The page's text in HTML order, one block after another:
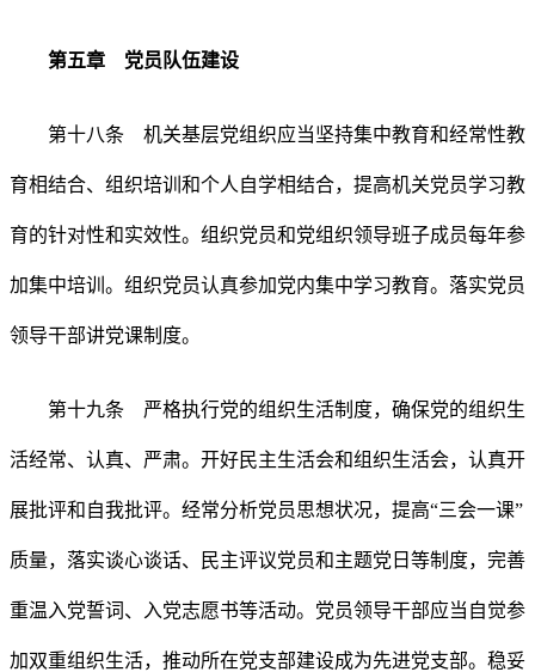
第五章 党员队伍建设
第十八条 机关基层党组织应当坚持集中教育和经常性教
育相结合、组织培训和个人自学相结合，提高机关党员学习教
育的针对性和实效性。组织党员和党组织领导班子成员每年参
加集中培训。组织党员认真参加党内集中学习教育。落实党员
领导干部讲党课制度。
第十九条 严格执行党的组织生活制度，确保党的组织生
活经常、认真、严肃。开好民主生活会和组织生活会，认真开
展批评和自我批评。经常分析党员思想状况，提高“三会一课”
质量，落实谈心谈话、民主评议党员和主题党日等制度，完善
重温入党誓词、入党志愿书等活动。党员领导干部应当自觉参
加双重组织生活，推动所在党支部建设成为先进党支部。稳妥